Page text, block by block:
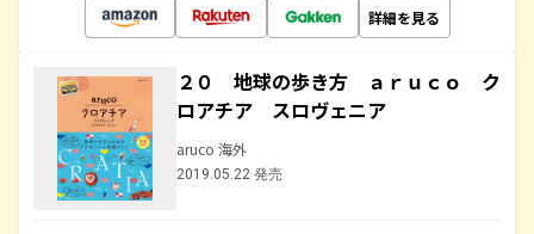
詳細を見る
２０ 地球の歩き方 ａｒｕｃｏ ク
ロアチア スロヴェニア
aruco 海外
2019.05.22 発売